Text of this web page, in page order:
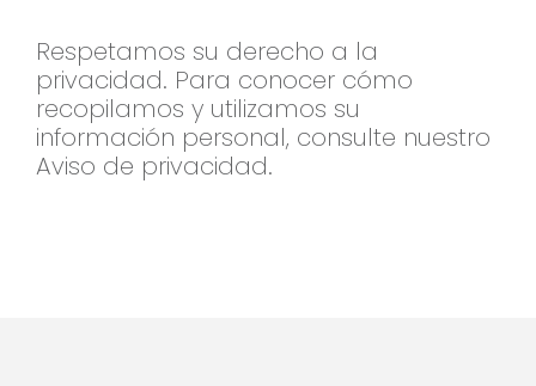
Respetamos su derecho a la
privacidad. Para conocer cómo
recopilamos y utilizamos su
información personal, consulte nuestro
Aviso de privacidad.